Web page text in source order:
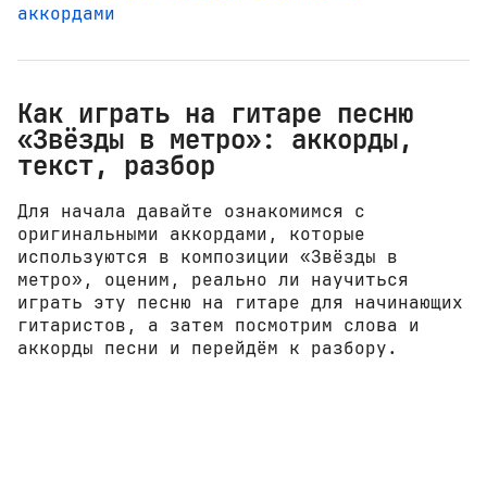
аккордами
Как играть на гитаре песню
«Звёзды в метро»: аккорды,
текст, разбор
Для начала давайте ознакомимся с
оригинальными аккордами, которые
используются в композиции «Звёзды в
метро», оценим, реально ли научиться
играть эту песню на гитаре для начинающих
гитаристов, а затем посмотрим слова и
аккорды песни и перейдём к разбору.